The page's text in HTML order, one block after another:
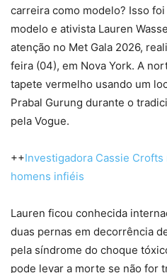
carreira como modelo? Isso
modelo e ativista Lauren
atenção no Met Gala 2026,
feira (04), em Nova York. A
tapete vermelho usando um
Prabal Gurung durante o
pela Vogue.
++Investigadora Cassie
homens infiéis
Lauren ficou conhecida
duas pernas em decorrência
pela síndrome do choque
pode levar a morte se não for